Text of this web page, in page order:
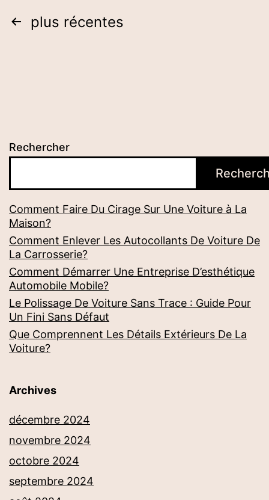
Pagination
plus récentes
Rechercher
Comment Faire Du Cirage Sur Une Voiture à La
Maison?
Comment Enlever Les Autocollants De Voiture De
La Carrosserie?
Comment Démarrer Une Entreprise D’esthétique
Automobile Mobile?
Le Polissage De Voiture Sans Trace : Guide Pour
Un Fini Sans Défaut
Que Comprennent Les Détails Extérieurs De La
Voiture?
Archives
décembre 2024
novembre 2024
octobre 2024
septembre 2024